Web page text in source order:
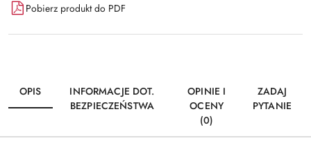
Pobierz produkt do PDF
OPIS
INFORMACJE DOT.
BEZPIECZEŃSTWA
OPINIE I
OCENY
(0)
ZADAJ
PYTANIE